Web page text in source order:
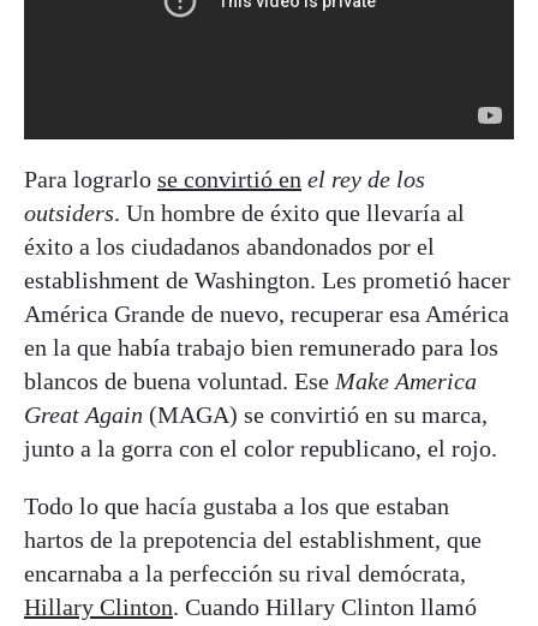
Para lograrlo se convirtió en el rey de los
outsiders. Un hombre de éxito que llevaría al
éxito a los ciudadanos abandonados por el
establishment de Washington. Les prometió hacer
América Grande de nuevo, recuperar esa América
en la que había trabajo bien remunerado para los
blancos de buena voluntad. Ese Make America
Great Again (MAGA) se convirtió en su marca,
junto a la gorra con el color republicano, el rojo.
Todo lo que hacía gustaba a los que estaban
hartos de la prepotencia del establishment, que
encarnaba a la perfección su rival demócrata,
Hillary Clinton. Cuando Hillary Clinton llamó